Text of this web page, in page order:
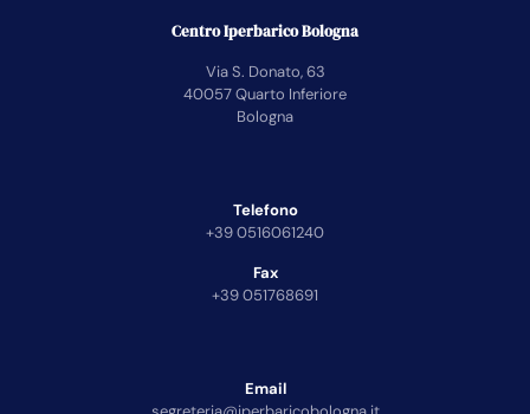
Centro Iperbarico Bologna
Via S. Donato, 63
40057 Quarto Inferiore
Bologna
Telefono
+39 0516061240
Fax
+39 051768691
Email